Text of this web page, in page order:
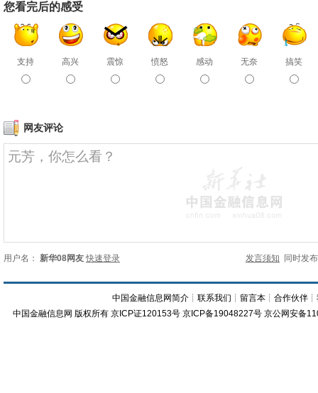
您看完后的感受
支持 高兴 震惊 愤怒 感动 无奈 搞笑
网友评论
用户名： 新华08网友 快速登录 发言须知 同时发
中国金融信息网简介 ┊联系我们 ┊ 留言本 ┊合作伙伴 ┊
中国金融信息网 版权所有 京ICP证120153号 京ICP备19048227号 京公网安备